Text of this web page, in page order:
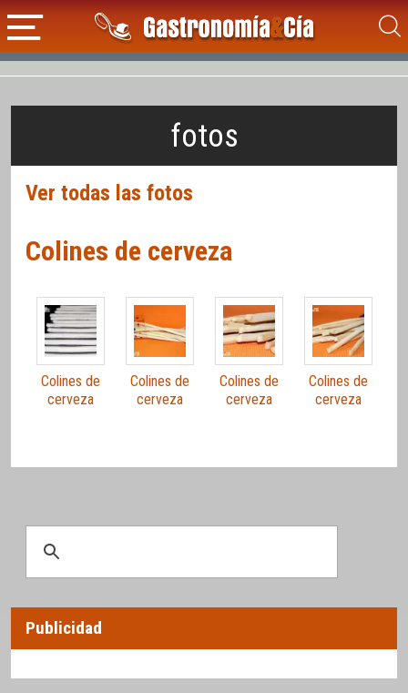
fotos
Ver todas las fotos
Colines de cerveza
Colines de
cerveza
Colines de
cerveza
Colines de
cerveza
Colines de
cerveza
Publicidad